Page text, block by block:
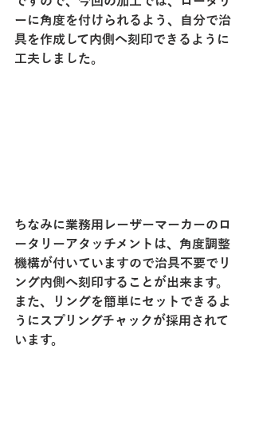
ーに角度を付けられるよう、自分で治
具を作成して内側へ刻印できるように
工夫しました。
ちなみに業務用レーザーマーカーのロ
ータリーアタッチメントは、角度調整
機構が付いていますので治具不要でリ
ング内側へ刻印することが出来ます。
また、リングを簡単にセットできるよ
うにスプリングチャックが採用されて
います。